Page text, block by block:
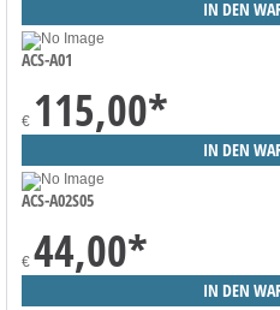
ACS-A01
€ 115,00*
ACS-A02S05
€ 44,00*